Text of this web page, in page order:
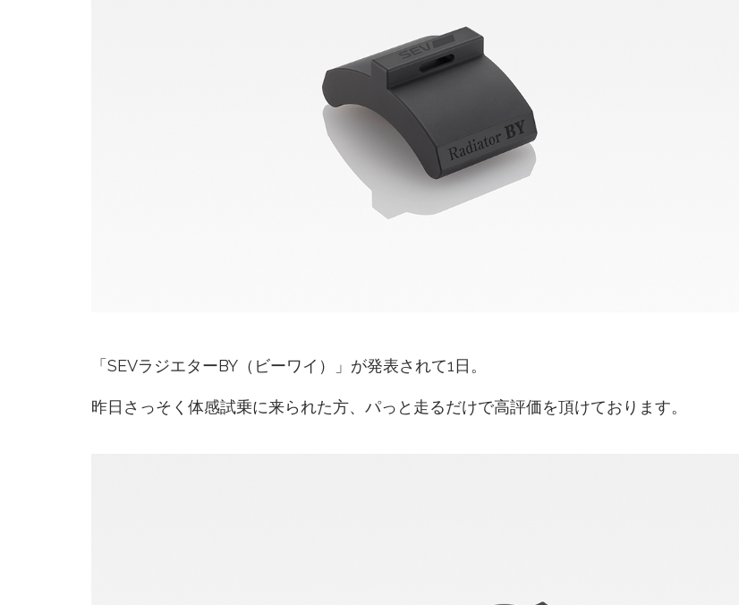
「SEVラジエターBY（ビーワイ）」が発表されて1日。
昨日さっそく体感試乗に来られた方、パっと走るだけで高評価を頂けております。